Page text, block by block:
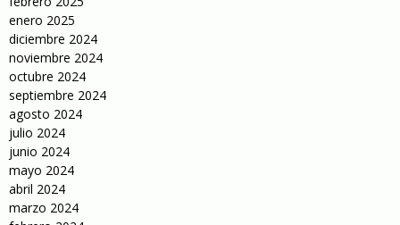
enero 2025
diciembre 2024
noviembre 2024
octubre 2024
septiembre 2024
agosto 2024
julio 2024
junio 2024
mayo 2024
abril 2024
marzo 2024